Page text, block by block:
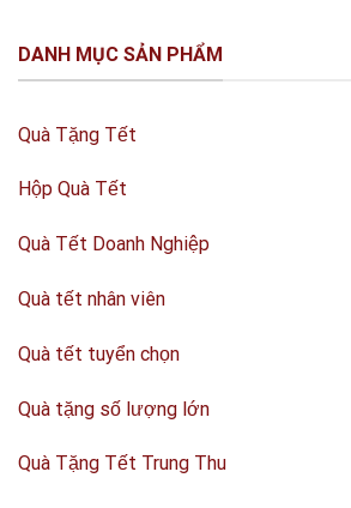
DANH MỤC SẢN PHẨM
Quà Tặng Tết
Hộp Quà Tết
Quà Tết Doanh Nghiệp
Quà tết nhân viên
Quà tết tuyển chọn
Quà tặng số lượng lớn
Quà Tặng Tết Trung Thu